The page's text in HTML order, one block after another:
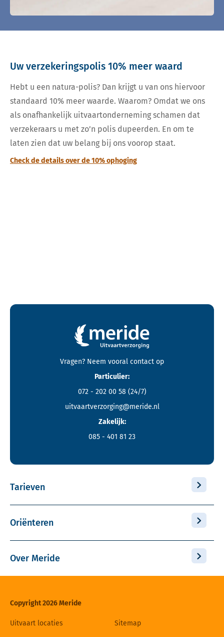
Uw verzekeringspolis 10% meer waard
Hebt u een natura-polis? Dan krijgt u van ons hiervoor
standaard 10% meer waarde. Waarom? Omdat we ons
als onafhankelijk uitvaartonderneming schamen dat
verzekeraars u met zo’n polis dupeerden. En om te
laten zien dat uw belang bij ons voorop staat.
Check de details over de 10% ophoging
Contactgegevens en footer menu van Meride
Vragen? Neem vooral contact op
Particulier:
072 - 202 00 58 (24/7)
uitvaartverzorging@meride.nl
Zakelijk:
085 - 401 81 23
Tarieven
Oriënteren
Over Meride
Copyright 2026 Meride
Uitvaart locaties Sitemap